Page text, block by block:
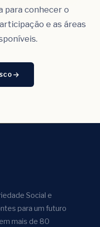
para conhecer o
e as áreas
Social e
para um futuro
mais de 80